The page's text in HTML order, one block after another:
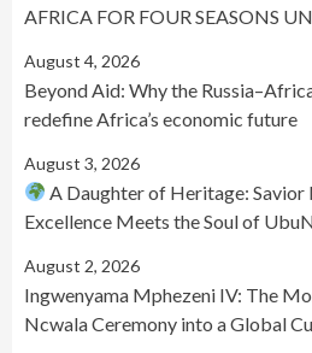
AFRICA FOR FOUR SEASONS
August 4, 2026
Beyond Aid: Why the
redefine Africa’s economic future
August 3, 2026
A Daughter of Heritage:
Excellence Meets the Soul of
August 2, 2026
Ingwenyama Mphezeni IV: The
Ncwala Ceremony into a Global